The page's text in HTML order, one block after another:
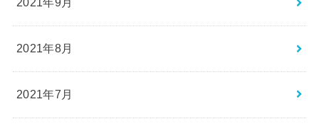
2021年8月
2021年7月